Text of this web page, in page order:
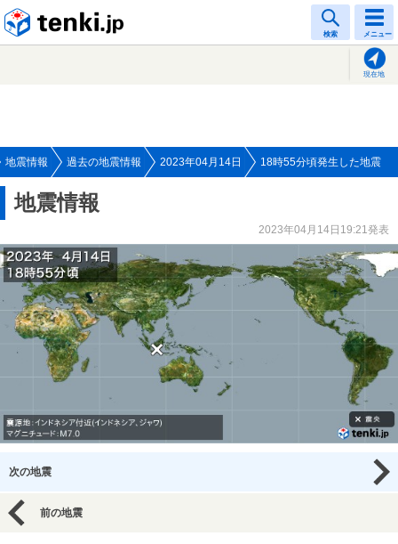
検索 メニュー
現在地
地震情報 過去の地震情報 2023年04月14日 18時55分頃発生した地震
地震情報
2023年04月14日19:21発表
次の地震
前の地震